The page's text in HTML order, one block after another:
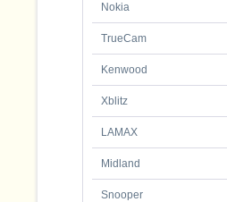
Nokia
TrueCam
Kenwood
Xblitz
LAMAX
Midland
Snooper